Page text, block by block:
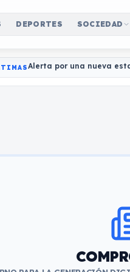
DEPORTES SOCIEDAD
Alerta por una nueva